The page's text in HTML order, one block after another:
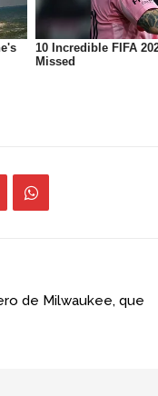
de Milwaukee, que